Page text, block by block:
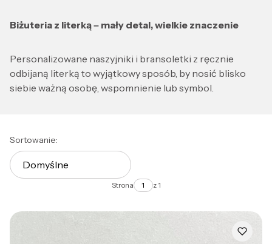
Biżuteria z literką – mały detal, wielkie znaczenie
Personalizowane naszyjniki i bransoletki z ręcznie
odbijaną literką to wyjątkowy sposób, by nosić blisko
siebie ważną osobę, wspomnienie lub symbol.
Lista produktów
Sortowanie:
Domyślne
Strona z 1